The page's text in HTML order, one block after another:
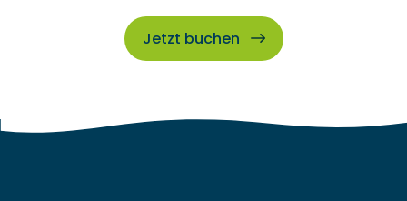
Jetzt buchen